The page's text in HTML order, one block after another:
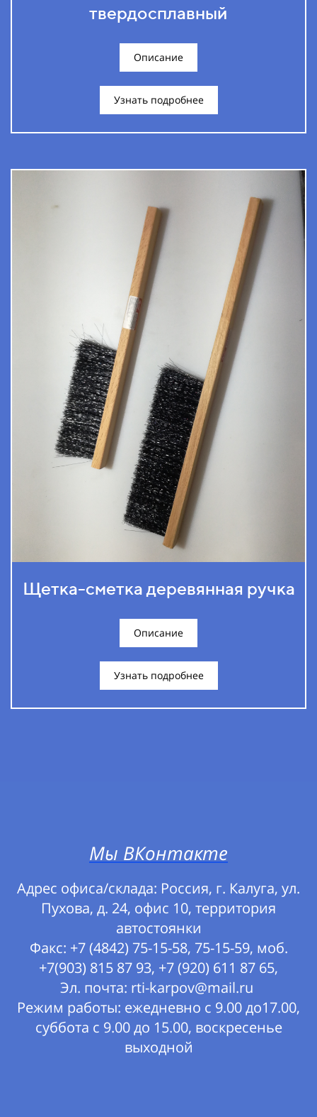
твердосплавный
Описание
Узнать подробнее
Щетка-сметка деревянная ручка
Описание
Узнать подробнее
Мы ВКонтакте
Адрес офиса/склада: Россия, г. Калуга, ул.
Пухова, д. 24, офис 10, территория
автостоянки
Факс: +7 (4842) 75-15-58, 75-15-59, моб.
+7(903) 815 87 93, +7 (920) 611 87 65,
Эл. почта: rti-karpov@mail.ru
Режим работы: ежедневно с 9.00 до17.00,
суббота с 9.00 до 15.00, воскресенье
выходной